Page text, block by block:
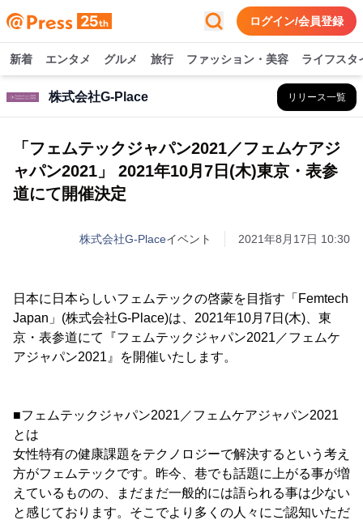
ログイン/会員登録
新着 エンタメ グルメ 旅行 ファッション・美容 ライフスタ
株式会社G-Place リリース一覧
「フェムテックジャパン2021／フェムケアジ
ャパン2021」 2021年10月7日(木)東京・表参
道にて開催決定
株式会社G-Placeイベント 2021年8月17日 10:30
日本に日本らしいフェムテックの啓蒙を目指す「Femtech
Japan」(株式会社G-Place)は、2021年10月7日(木)、東
京・表参道にて『フェムテックジャパン2021／フェムケ
アジャパン2021』を開催いたします。
■フェムテックジャパン2021／フェムケアジャパン2021
とは
女性特有の健康課題をテクノロジーで解決するという考え
方がフェムテックです。昨今、巷でも話題に上がる事が増
えているものの、まだまだ一般的には語られる事は少ない
と感じております。そこでより多くの人々にご認知いただ